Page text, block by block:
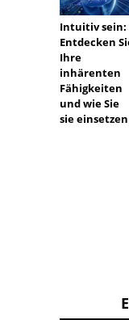
Intuitiv sein:
Entdecken
Ihre
inhärenten
Fähigkeiten
und wie Sie
sie einsetzen